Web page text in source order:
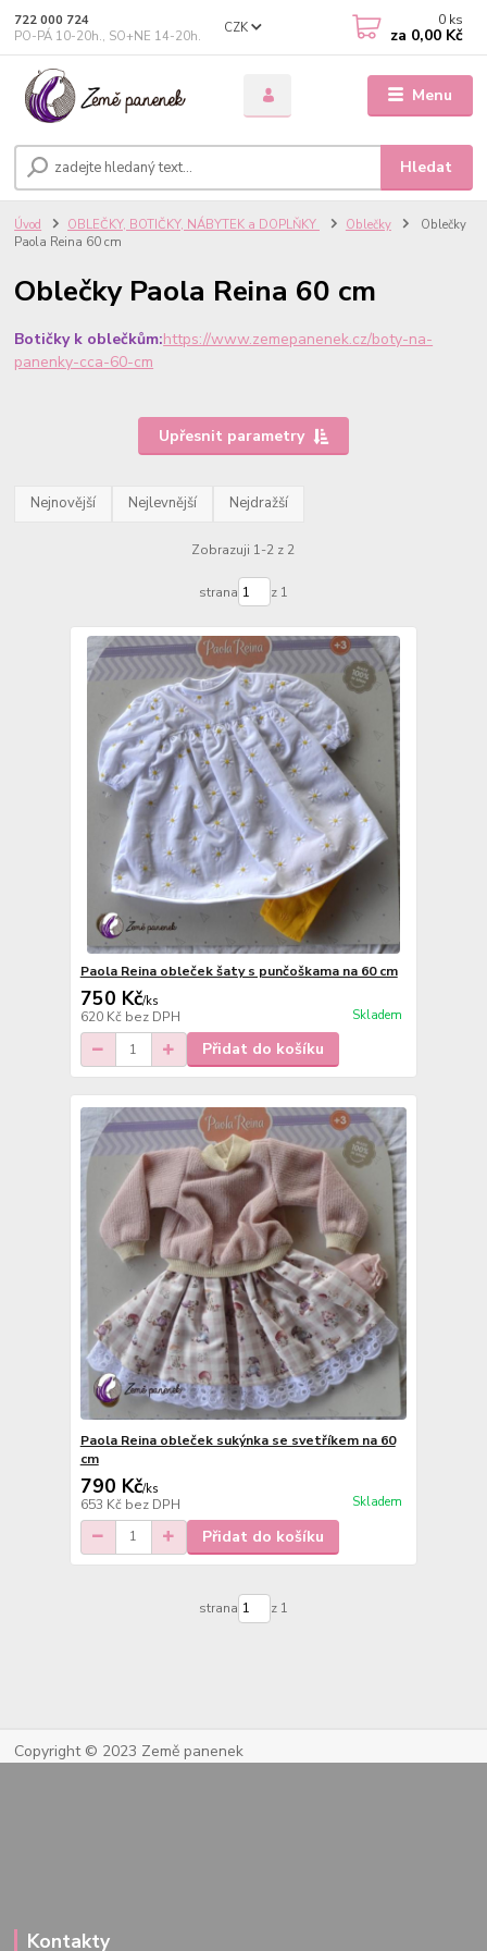
Menu
CZK
Hledat
722 000 724
PO-PÁ 10-20h., SO+NE 14-20h.
0 ks
za 0,00 Kč
Úvod OBLEČKY, BOTIČKY, NÁBYTEK a DOPLŇKY Oblečky
Oblečky
Paola Reina 60 cm
Oblečky Paola Reina 60 cm
Botičky k oblečkům:https://www.zemepanenek.cz/boty-na-
panenky-cca-60-cm
Upřesnit parametry
Nejnovější Nejlevnější Nejdražší
Zobrazuji 1-2 z 2
strana z 1
Paola Reina obleček šaty s punčoškama na 60 cm
750 Kč/ks
620 Kč bez DPH Skladem
Přidat do košíku
Paola Reina obleček sukýnka se svetříkem na 60
cm
790 Kč/ks
653 Kč bez DPH Skladem
Přidat do košíku
strana z 1
Copyright © 2023 Země panenek
Kontakty